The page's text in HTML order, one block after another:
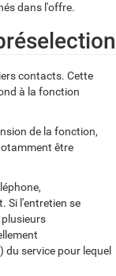
dans l'offre.
contacts. Cette
à la fonction
de la fonction,
être
Si l'entretien se
plusieurs
service pour lequel